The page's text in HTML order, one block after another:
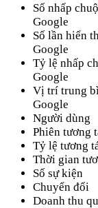
Số nhấp
Google
Số lần hiển
Google
Tỷ lệ nhấp
Google
Vị trí trung
Google
Người dùng
Phiên tương
Tỷ lệ tương
Thời gian
Số sự kiện
Chuyển đổi
Doanh thu